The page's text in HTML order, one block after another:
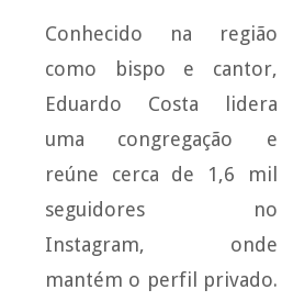
Conhecido na região
como bispo e cantor,
Eduardo Costa lidera
uma congregação e
reúne cerca de 1,6 mil
seguidores no
Instagram, onde
mantém o perfil privado.